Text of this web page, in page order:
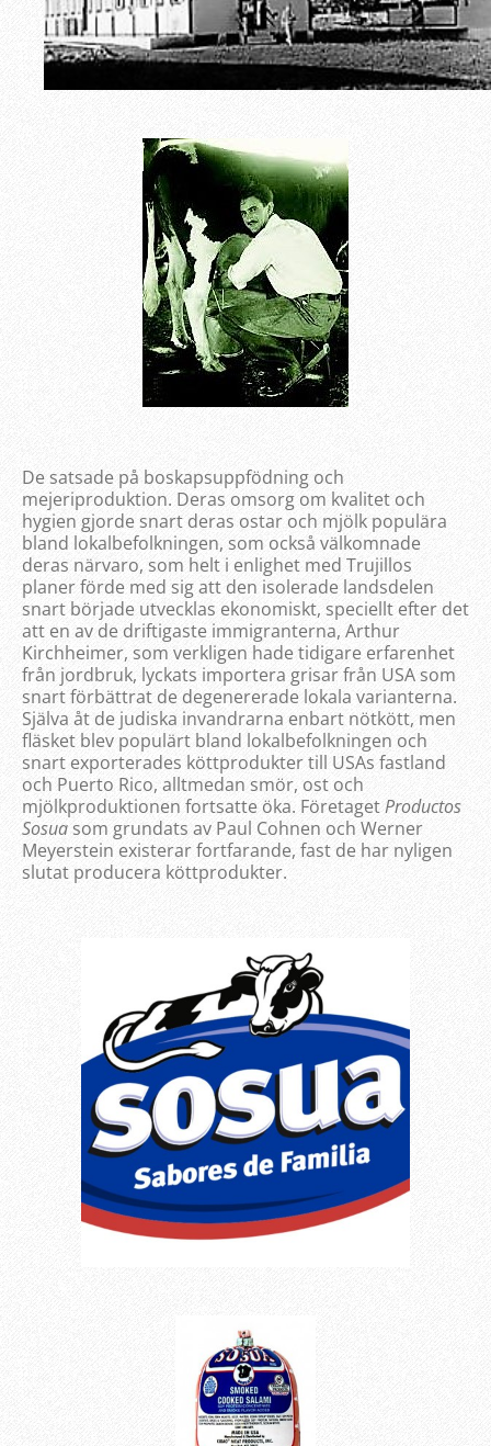
De satsade på boskapsuppfödning och
mejeriproduktion. Deras omsorg om kvalitet och
hygien gjorde snart deras ostar och mjölk populära
bland lokalbefolkningen, som också välkomnade
deras närvaro, som helt i enlighet med Trujillos
planer förde med sig att den isolerade landsdelen
snart började utvecklas ekonomiskt, speciellt efter det
att en av de driftigaste immigranterna, Arthur
Kirchheimer, som verkligen hade tidigare erfarenhet
från jordbruk, lyckats importera grisar från USA som
snart förbättrat de degenererade lokala varianterna.
Själva åt de judiska invandrarna enbart nötkött, men
fläsket blev populärt bland lokalbefolkningen och
snart exporterades köttprodukter till USAs fastland
och Puerto Rico, alltmedan smör, ost och
mjölkproduktionen fortsatte öka. FöretagetProductos
Sosua som grundats av Paul Cohnen och Werner
Meyerstein existerar fortfarande, fast de har nyligen
slutat producera köttprodukter.